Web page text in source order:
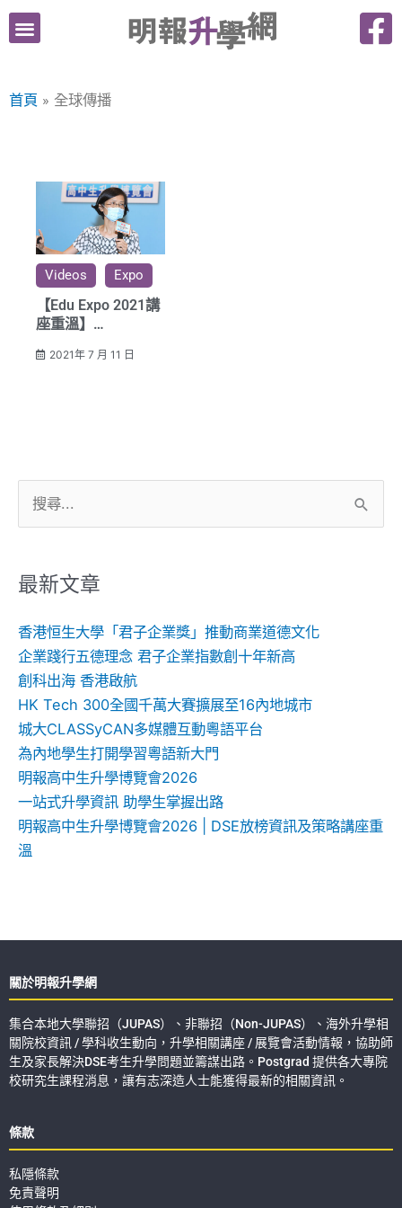
跳
內首頁 全球傳播
Videos Expo
【Edu Expo 2021講
座重溫】
2021年 7 月 11 日
尋
鍵
最新文章
香港恒生大學「君子企業獎」推動商業道德文化
企業踐行五德理念 君子企業指數創十年新高
創科出海 香港啟航
HK Tech 300全國千萬大賽擴展至16內地城市
城大CLASSyCAN多媒體互動粵語平台
為內地學生打開學習粵語新大門
明報高中生升學博覽會2026
一站式升學資訊 助學生掌握出路
明報高中生升學博覽會2026 | DSE放榜資訊及策略講座重
溫
關於明報升學網
集合本地大學聯招（JUPAS）、非聯招（Non-JUPAS）、海外升學相
關院校資訊 / 學科收生動向，升學相關講座 / 展覽會活動情報，協助師
生及家長解決DSE考生升學問題並籌謀出路。Postgrad 提供各大專院
校研究生課程消息，讓有志深造人士能獲得最新的相關資訊。
條款
私隱條款
免責聲明